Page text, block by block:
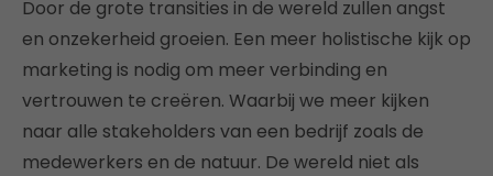
Door de grote transities in de wereld zullen angst
en onzekerheid groeien. Een meer holistische kijk op
marketing is nodig om meer verbinding en
vertrouwen te creëren. Waarbij we meer kijken
naar alle stakeholders van een bedrijf zoals de
medewerkers en de natuur. De wereld niet als